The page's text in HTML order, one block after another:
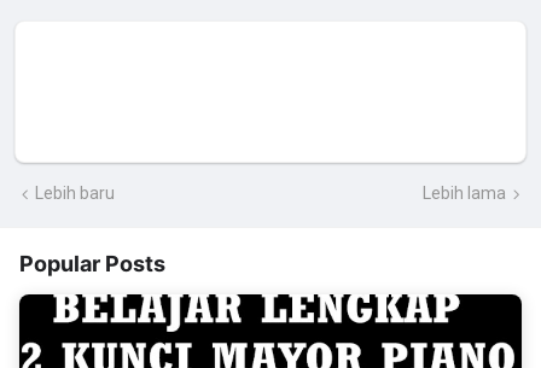
Lebih baru Lebih lama
Popular Posts